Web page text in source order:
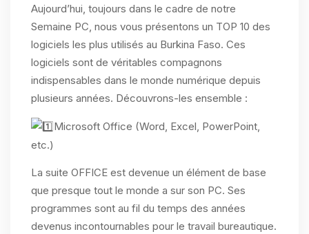
Aujourd’hui, toujours dans le cadre de notre
Semaine PC, nous vous présentons un TOP 10 des
logiciels les plus utilisés au Burkina Faso. Ces
logiciels sont de véritables compagnons
indispensables dans le monde numérique depuis
plusieurs années. Découvrons-les ensemble :
Microsoft Office (Word, Excel, PowerPoint,
etc.)
La suite OFFICE est devenue un élément de base
que presque tout le monde a sur son PC. Ses
programmes sont au fil du temps des années
devenus incontournables pour le travail bureautique.